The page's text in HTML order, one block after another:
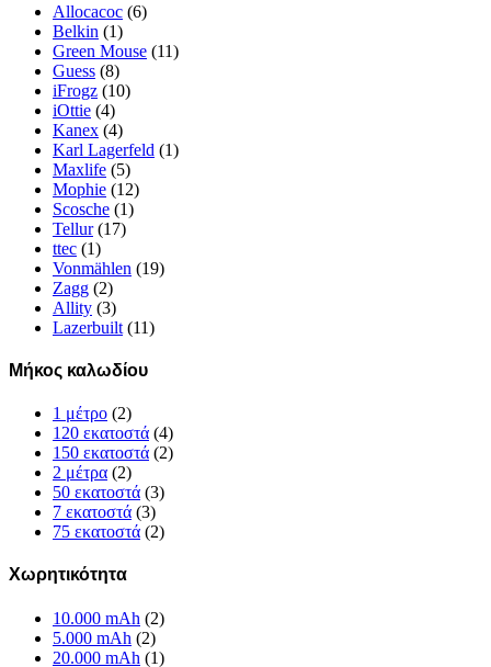
Allocacoc (6)
Belkin (1)
Green Mouse (11)
Guess (8)
iFrogz (10)
iOttie (4)
Kanex (4)
Karl Lagerfeld (1)
Maxlife (5)
Mophie (12)
Scosche (1)
Tellur (17)
ttec (1)
Vonmählen (19)
Zagg (2)
Allity (3)
Lazerbuilt (11)
Μήκος καλωδίου
1 μέτρο (2)
120 εκατοστά (4)
150 εκατοστά (2)
2 μέτρα (2)
50 εκατοστά (3)
7 εκατοστά (3)
75 εκατοστά (2)
Χωρητικότητα
10.000 mAh (2)
5.000 mAh (2)
20.000 mAh (1)